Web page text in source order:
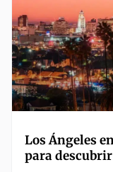
Los Ángeles
para